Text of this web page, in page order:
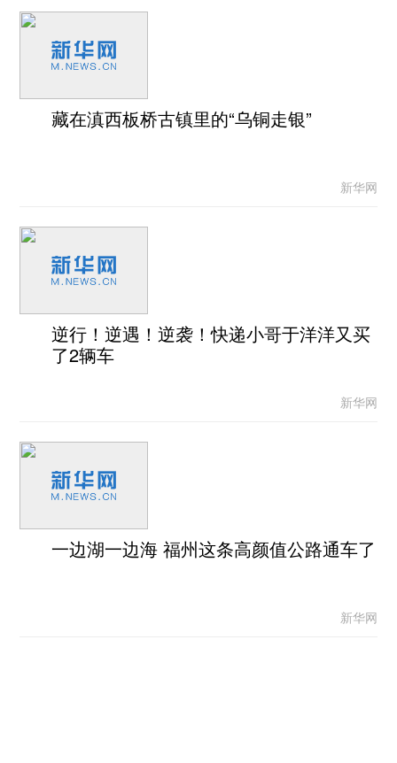
藏在滇西板桥古镇里的“乌铜走银”
新华网
逆行！逆遇！逆袭！快递小哥于洋洋又买
了2辆车
新华网
一边湖一边海 福州这条高颜值公路通车了
新华网